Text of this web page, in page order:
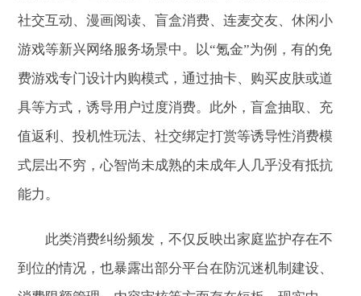
社交互动、漫画阅读、盲盒消费、连麦交友、休闲小
游戏等新兴网络服务场景中。以“氪金”为例，有的免
费游戏专门设计内购模式，通过抽卡、购买皮肤或道
具等方式，诱导用户过度消费。此外，盲盒抽取、充
值返利、投机性玩法、社交绑定打赏等诱导性消费模
式层出不穷，心智尚未成熟的未成年人几乎没有抵抗
能力。
此类消费纠纷频发，不仅反映出家庭监护存在不
到位的情况，也暴露出部分平台在防沉迷机制建设、